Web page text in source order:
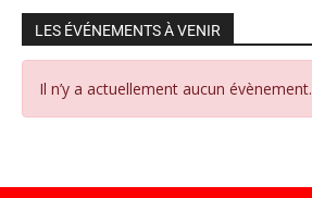
LES ÉVÉNEMENTS À VENIR
Il n’y a actuellement aucun évènement.